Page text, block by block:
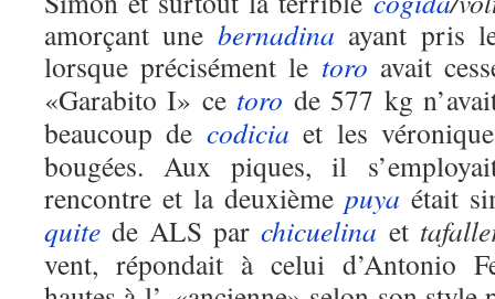
amorçant une bernadina ayant pris
lorsque précisément le toro avait
«Garabito I» ce toro de 577 kg
beaucoup de codicia et les
bougées. Aux piques, il
rencontre et la deuxième puya était
quite de ALS parchicuelina et
vent, répondait à celui d’Antonio